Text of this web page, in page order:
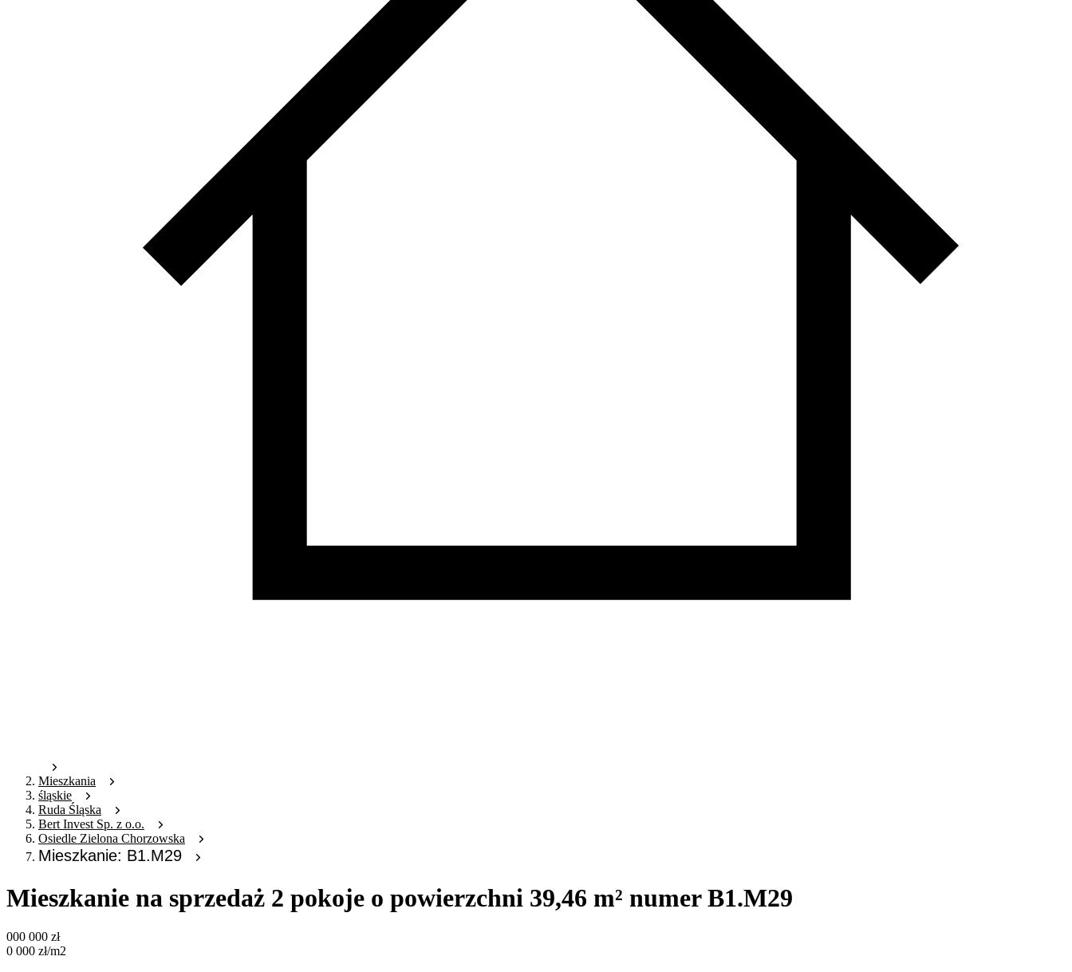
Mieszkania
śląskie
Ruda Śląska
Bert Invest Sp. z o.o.
Osiedle Zielona Chorzowska
Mieszkanie: B1.M29
Mieszkanie na sprzedaż 2 pokoje o powierzchni 39,46 m² numer B1.M29
000 000 zł
0 000 zł/m2